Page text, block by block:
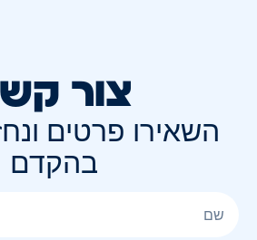
צור
השאירו פרטים
בהקדם